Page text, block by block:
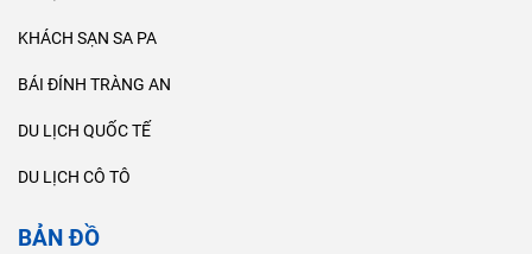
KHÁCH SẠN SA PA
BÁI ĐÍNH TRÀNG AN
DU LỊCH QUỐC TẾ
DU LỊCH CÔ TÔ
BẢN ĐỒ